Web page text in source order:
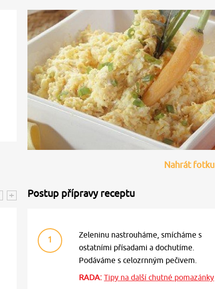
Nahrátfotku
Postup přípravy receptu
1
Zeleninu nastrouháme, smícháme s
ostatními přísadami a dochutíme.
Podáváme s celozrnným pečivem.
RADA:Tipy na další chutné pomazánky